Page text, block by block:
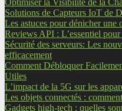
Optimiser la Visibilité de la
Solutions de Capteurs IoT de
Les astuces pour dénicher
Reviews API : L’essentiel
Sécurité des serveurs: Les
efficacement
Comment Débloquer
Utiles
L’impact de la 5G sur les
Les objets connectés :
Gadgets high-tech : quelles